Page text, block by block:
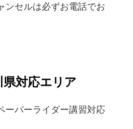
ンセルは必ずお電話でお
対応エリア
ーパーライダー講習対応